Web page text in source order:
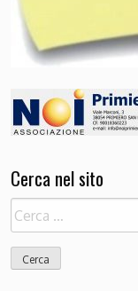
Cerca nel sito
Ricerca
per: